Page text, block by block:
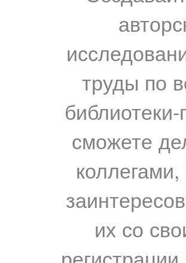
труды по
сможете
их со